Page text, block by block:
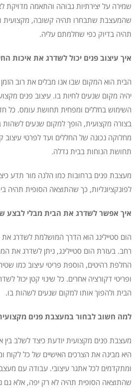
שמירה על יצירתיות גבוהה והתאמה מדויקת
שהמעצבת שתבחרו תהיה קשובה, מקצועית
תהיה בדיוק כפי שחלמתם עליה.
איך עיצוב פנים יכול לשדרג את איכות
הבית הוא המקום שבו אנו מבלים את רוב
יהיה מקום שנעים לחיות בו. עיצוב פנים
השימוש בחללים ומפחית תחושת עומס. כל
בצורה מקצועית, הופך למקום שנעים לשהות
מחלוקה נכונה של החללים ועד לפרטי עיצוב
תחושת הנוחות בבית גדלה.
מעצבת פנים ברחובות כמו הלנה מור תדע כיצד
לפונקציונליות, כך שהתוצאה הסופית תהיה
איך אפשר לשדרג את הבית מבלי לבצע
הום סטיילינג הוא הדרך המושלמת לשדרג
רחב. בעזרת הום סטיילינג, ניתן לשדרג את
החלפת רהיטים, הוספת פריטי עיצוב כמו
ופריטי דקורציה אחרים. כל שינוי קטן יכול
הבית ולהפוך אותו למקום שנעים לשהות בו.
למה חשוב לבחור במעצבת פנים
מעצבת פנים מקצועית יודעת כיצד לשלב בין
היא מבינה את הצרכים האישיים של כל לקוח
ומתקדמים לכל אתגר עיצובי. עבודה עם
שהתוצאה הסופית תהיה לא רק יפה, אלא גם